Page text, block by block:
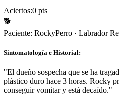
Aciertos:0 pts
🐕
Paciente: RockyPerro · Labrador
Sintomatología e Historial:
"El dueño sospecha que se ha
plástico duro hace 3 horas. Rocky
conseguir vomitar y está decaído."